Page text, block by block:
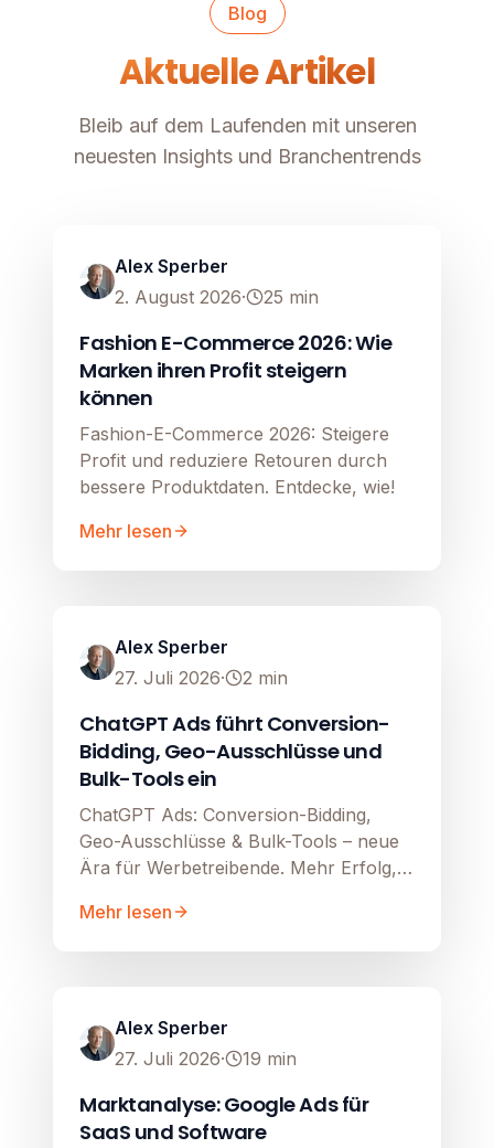
Blog
Aktuelle Artikel
Bleib auf dem Laufenden mit unseren
neuesten Insights und Branchentrends
Alex Sperber
2. August 2026· 25 min
Fashion E-Commerce 2026: Wie
Marken ihren Profit steigern
können
Fashion-E-Commerce 2026: Steigere
Profit und reduziere Retouren durch
bessere Produktdaten. Entdecke, wie!
Mehr lesen
Alex Sperber
27. Juli 2026· 2 min
ChatGPT Ads führt Conversion-
Bidding, Geo-Ausschlüsse und
Bulk-Tools ein
ChatGPT Ads: Conversion-Bidding,
Geo-Ausschlüsse & Bulk-Tools – neue
Ära für Werbetreibende. Mehr Erfolg,
Mehr lesen
Alex Sperber
27. Juli 2026· 19 min
Marktanalyse: Google Ads für
SaaS und Software